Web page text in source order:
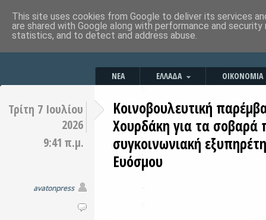
ΝΕΑ ΕΛΛΑΔΑ ΟΙΚΟΝΟΜΙΑ
Τρίτη 7 Ιουλίου
2026
9:41 π.μ.
avatonpress
Κοινοβουλευτική
Χουρδάκη για τα σοβαρά
συγκοινωνιακή
Ευόσμου
This site uses cookies from Google to deliver its services
are shared with Google along with performance and
statistics, and to detect and address abuse.